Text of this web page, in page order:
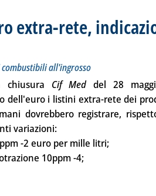
extra-rete,
Siva dei carburanti e dei combustibili all'ingrosso
alle 9.38.
combustibili all'ingrosso
Cif Meddel 28
dell'euro i listini extra-rete dei
dovrebbero registrare,
variazioni:
-2 euro per mille litri;
10ppm-4;
la notizia: 'Listini mercato